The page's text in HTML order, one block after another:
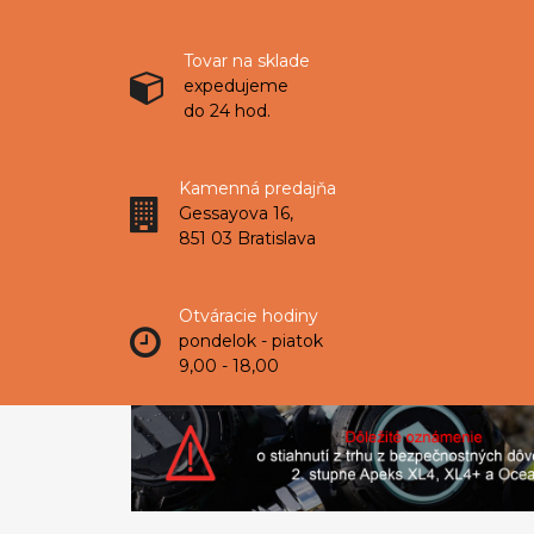
Tovar na sklade
expedujeme
do 24 hod.
Kamenná predajňa
Gessayova 16,
851 03 Bratislava
Otváracie hodiny
pondelok - piatok
9,00 - 18,00